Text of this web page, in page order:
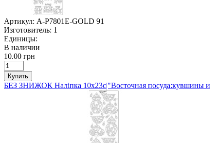
Артикул: A-P7801E-GOLD 91
Изготовитель: 1
Единицы:
В наличии
10.00 грн
Купить
БЕЗ ЗНИЖОК Наліпка 10х23с|"Восточная посуда:кувшины и